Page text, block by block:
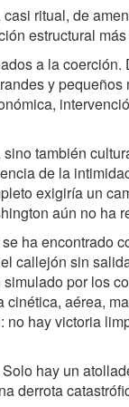
ritual, de
estructural
a la coerción.
y pequeños
también
de la
exigiría un
aún no ha
ha encontrado
callejón sin
por los
aérea,
hay victoria
hay un
derrota